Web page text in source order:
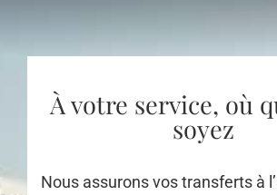
À votre service, où
soyez
Nous assurons vos transferts à